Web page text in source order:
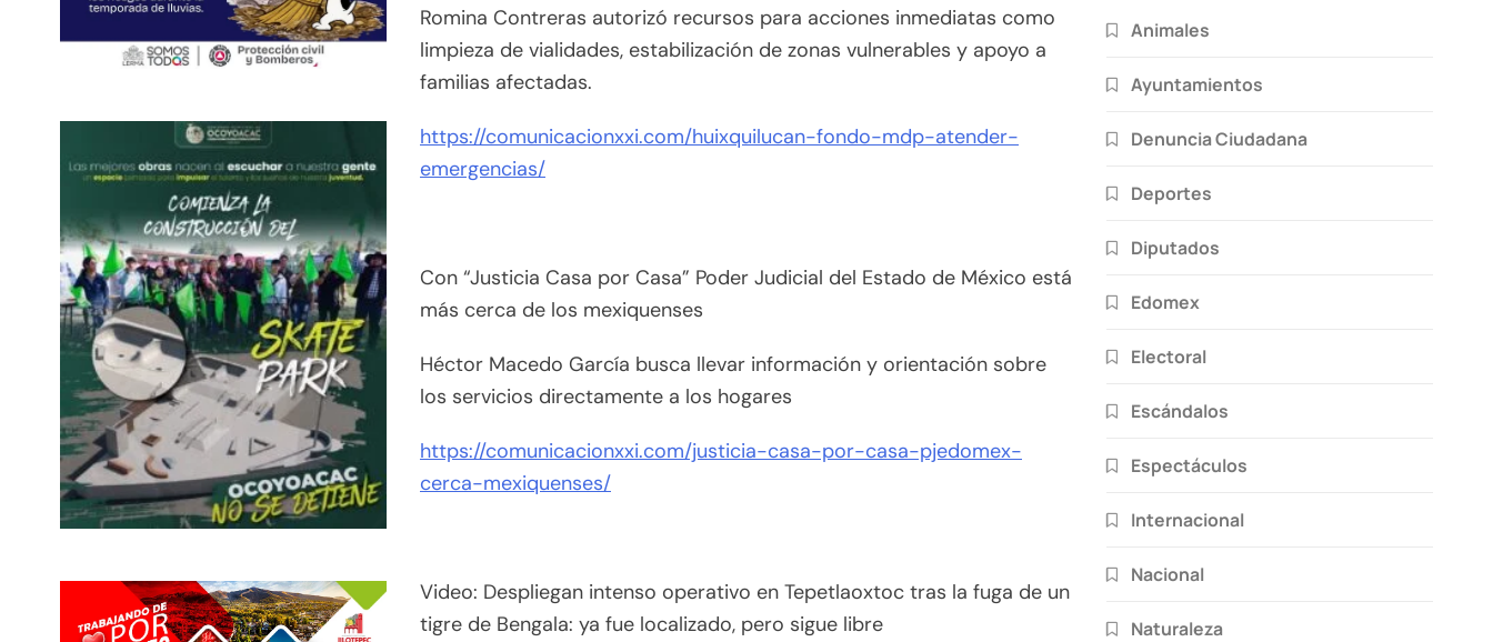
Romina Contreras autorizó recursos para acciones inmediatas como
limpieza de vialidades, estabilización de zonas vulnerables y apoyo a
familias afectadas.
https://comunicacionxxi.com/huixquilucan-fondo-mdp-atender-
emergencias/
Con “Justicia Casa por Casa” Poder Judicial del Estado de México está
más cerca de los mexiquenses
Héctor Macedo García busca llevar información y orientación sobre
los servicios directamente a los hogares
https://comunicacionxxi.com/justicia-casa-por-casa-pjedomex-
cerca-mexiquenses/
Video: Despliegan intenso operativo en Tepetlaoxtoc tras la fuga de un
tigre de Bengala: ya fue localizado, pero sigue libre
Animales
Ayuntamientos
Denuncia Ciudadana
Deportes
Diputados
Edomex
Electoral
Escándalos
Espectáculos
Internacional
Nacional
Naturaleza